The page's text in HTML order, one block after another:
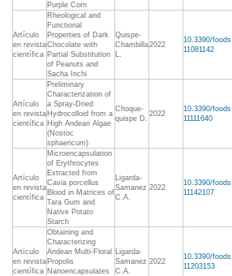
Purple Corn
Artículo
en revista
científica
Rheological and
Functional
Properties of Dark
Chocolate with
Partial Substitution
of Peanuts and
Sacha Inchi
Quispe-
Chambilla
L.
2022
10.3390/foods
11081142
Artículo
en revista
científica
Preliminary
Characterization of
a Spray‐Dried
Hydrocolloid from a
High Andean Algae
(Nostoc
sphaericum)
Choque‐
quispe D.
2022
10.3390/foods
11111640
Artículo
en revista
científica
Microencapsulation
of Erythrocytes
Extracted from
Cavia porcellus
Blood in Matrices of
Tara Gum and
Native Potato
Starch
Ligarda-
Samanez
C.A.
2022
10.3390/foods
11142107
Artículo
en revista
científica
Obtaining and
Characterizing
Andean Multi-Floral
Propolis
Nanoencapsulates
Ligarda-
Samanez
C.A.
2022
10.3390/foods
11203153